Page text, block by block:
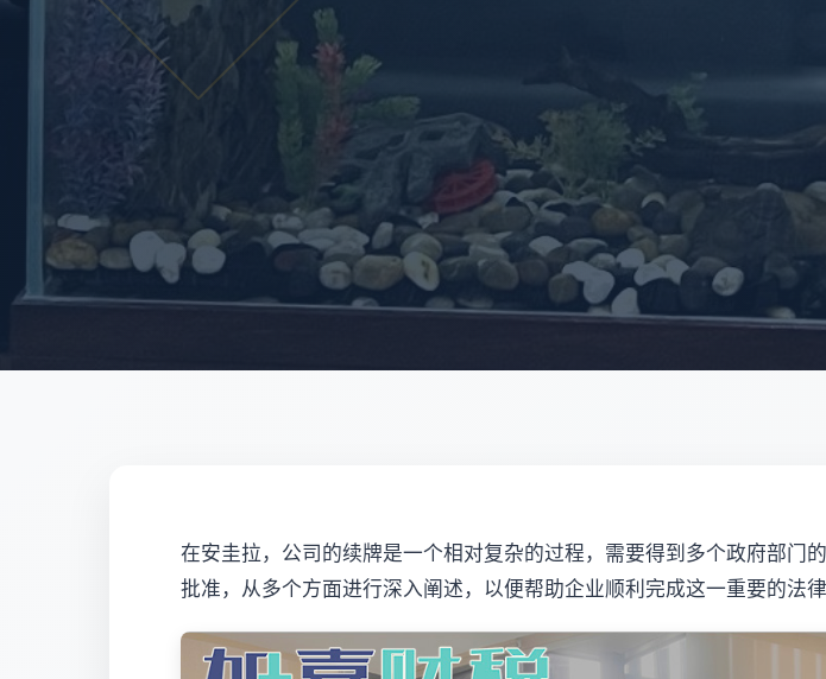
在安圭拉，公司的续牌是一个相对复杂的过程，需要得到多个政府部门
批准，从多个方面进行深入阐述，以便帮助企业顺利完成这一重要的法律